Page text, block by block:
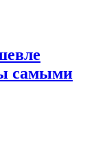
самыми